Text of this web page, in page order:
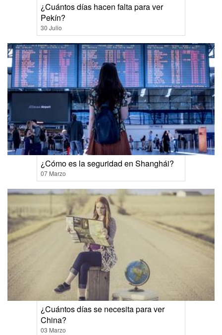
¿Cuántos días hacen falta para ver
Pekín?
30 Julio
¿Cómo es la seguridad en Shanghái?
07 Marzo
¿Cuántos días se necesita para ver
China?
03 Marzo